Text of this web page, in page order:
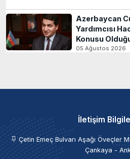
Azerbaycan
Yardımcısı
Konusu
05 Ağustos 2026
İletişim
Çetin Emeç Bulvarı Aşağı Öveçler
Çankaya -